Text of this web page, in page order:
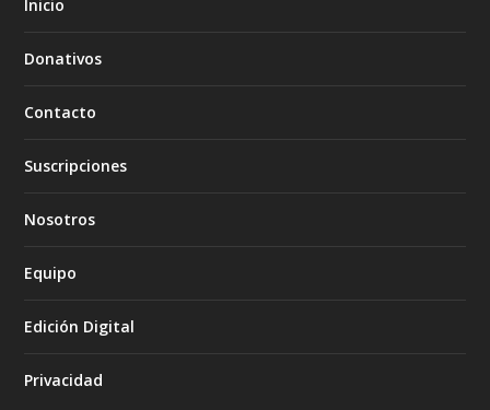
Inicio
Donativos
Contacto
Suscripciones
Nosotros
Equipo
Edición Digital
Privacidad